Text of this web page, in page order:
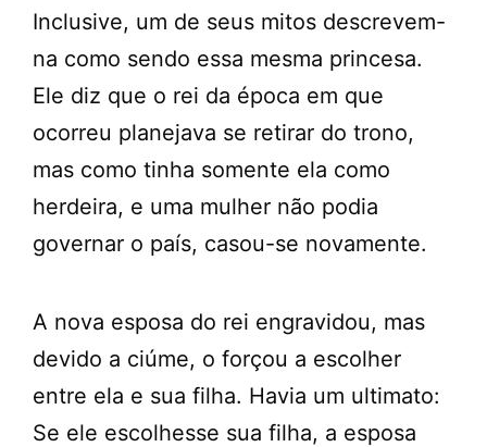
Inclusive, um de seus mitos descrevem-
na como sendo essa mesma princesa.
Ele diz que o rei da época em que
ocorreu planejava se retirar do trono,
mas como tinha somente ela como
herdeira, e uma mulher não podia
governar o país, casou-se novamente.
A nova esposa do rei engravidou, mas
devido a ciúme, o forçou a escolher
entre ela e sua filha. Havia um ultimato:
Se ele escolhesse sua filha, a esposa